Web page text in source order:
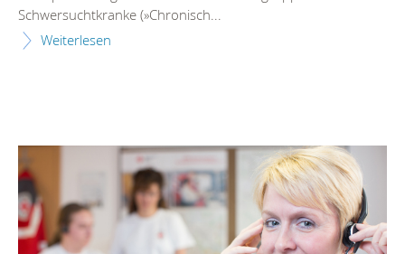
Schwersuchtkranke (»Chronisch...
Weiterlesen